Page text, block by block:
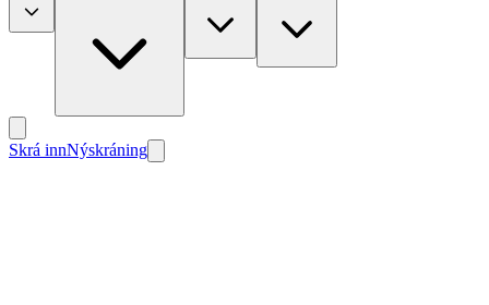
Skrá innNýskráning